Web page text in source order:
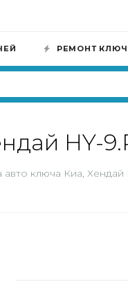
РЕМОНТ
HY-
авто ключа Киа,